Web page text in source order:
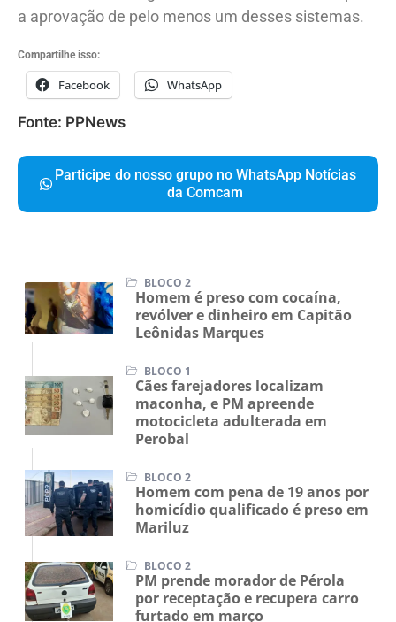
a aprovação de pelo menos um desses sistemas.
Compartilhe isso:
Facebook WhatsApp
Fonte: PPNews
Participe do nosso grupo no WhatsApp Notícias
da Comcam
BLOCO 2
Homem é preso com cocaína,
revólver e dinheiro em Capitão
Leônidas Marques
BLOCO 1
Cães farejadores localizam
maconha, e PM apreende
motocicleta adulterada em
Perobal
BLOCO 2
Homem com pena de 19 anos por
homicídio qualificado é preso em
Mariluz
BLOCO 2
PM prende morador de Pérola
por receptação e recupera carro
furtado em março